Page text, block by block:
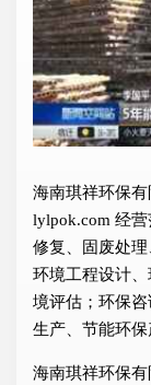
海南琪祥环保
lylpok.com 经
修复、固废处理
环境工程设计
境评估；环保
生产、节能环
海南琪祥环保